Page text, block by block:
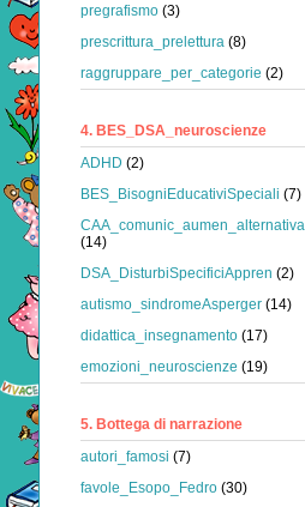
pregrafismo (3)
prescrittura_prelettura (8)
raggruppare_per_categorie (2)
4. BES_DSA_neuroscienze
ADHD (2)
BES_BisogniEducativiSpeciali (7)
CAA_comunic_aumen_alternativa
(14)
DSA_DisturbiSpecificiAppren (2)
autismo_sindromeAsperger (14)
didattica_insegnamento (17)
emozioni_neuroscienze (19)
5. Bottega di narrazione
autori_famosi (7)
favole_Esopo_Fedro (30)